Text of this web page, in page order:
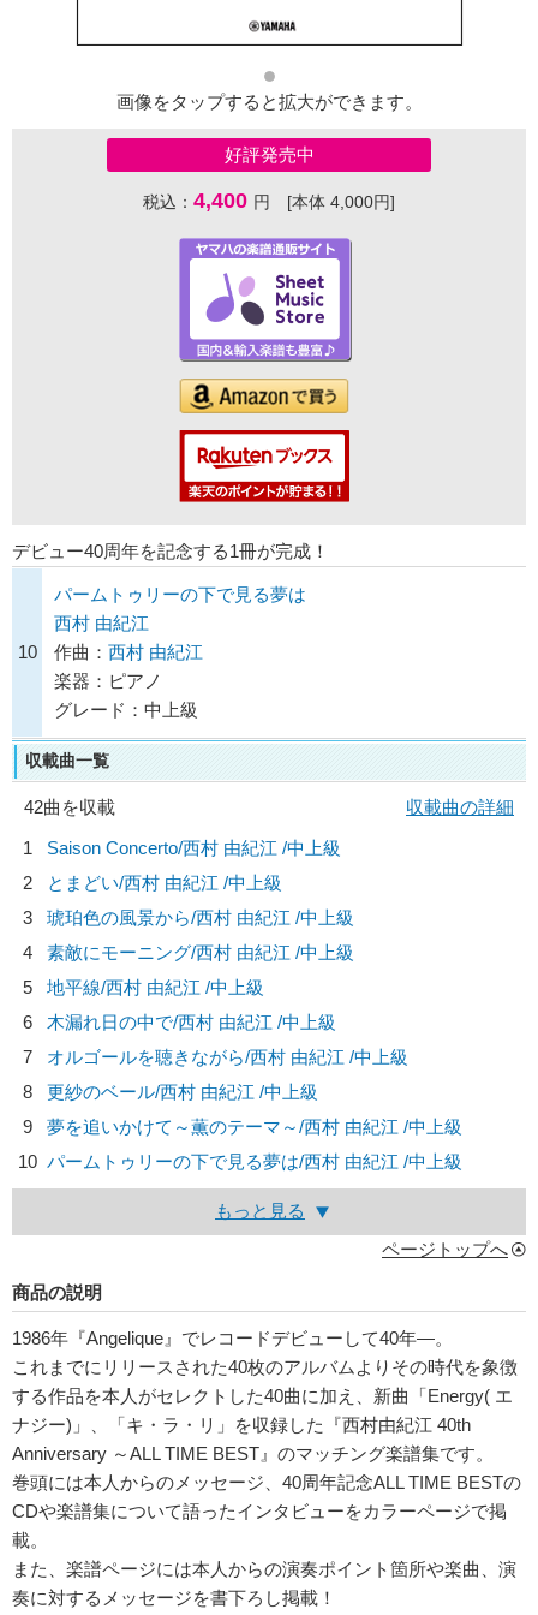
画像をタップすると拡大ができます。
好評発売中
税込： 4,400 円 [本体 4,000円]
デビュー40周年を記念する1冊が完成！
10
パームトゥリーの下で見る夢は
西村 由紀江
作曲： 西村 由紀江
楽器：ピアノ
グレード：中上級
収載曲一覧
42曲を収載
収載曲の詳細
1
Saison Concerto/西村 由紀江 /中上級
2
とまどい/西村 由紀江 /中上級
3
琥珀色の風景から/西村 由紀江 /中上級
4
素敵にモーニング/西村 由紀江 /中上級
5
地平線/西村 由紀江 /中上級
6
木漏れ日の中で/西村 由紀江 /中上級
7
オルゴールを聴きながら/西村 由紀江 /中上級
8
更紗のベール/西村 由紀江 /中上級
9
夢を追いかけて～薫のテーマ～/西村 由紀江 /中上級
10 パームトゥリーの下で見る夢は/西村 由紀江 /中上級
もっと見る
ページトップへ
商品の説明
1986年『Angelique』でレコードデビューして40年―。
これまでにリリースされた40枚のアルバムよりその時代を象徴
する作品を本人がセレクトした40曲に加え、新曲「Energy( エ
ナジー)」、「キ・ラ・リ」を収録した『西村由紀江 40th
Anniversary ～ALL TIME BEST』のマッチング楽譜集です。
巻頭には本人からのメッセージ、40周年記念ALL TIME BESTの
CDや楽譜集について語ったインタビューをカラーページで掲
載。
また、楽譜ページには本人からの演奏ポイント箇所や楽曲、演
奏に対するメッセージを書下ろし掲載！